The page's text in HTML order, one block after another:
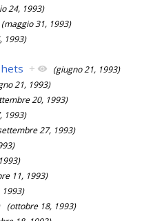
24, 1993)
(maggio 31, 1993)
1993)
+ (giugno 21, 1993)
21, 1993)
20, 1993)
1993)
27, 1993)
11, 1993)
1993)
(ottobre 18, 1993)